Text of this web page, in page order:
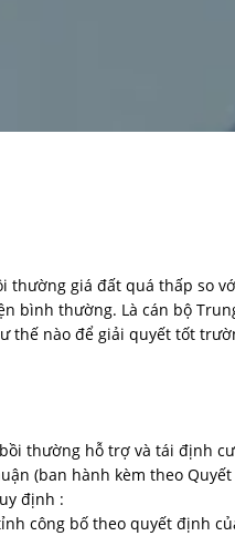
thường giá đất quá thấp so
bình thường. Là cán bộ
thế nào để giải quyết tốt
thường hỗ trợ và tái định
(ban hành kèm theo
định :
công bố theo quyết định